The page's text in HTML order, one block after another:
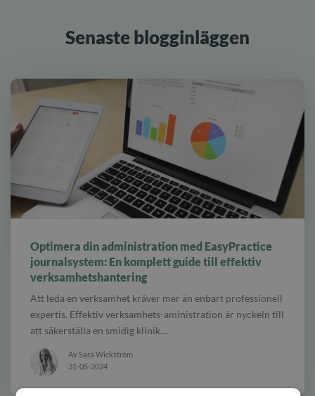
Senaste blogginläggen
Optimera din administration med EasyPractice
journalsystem: En komplett guide till effektiv
verksamhetshantering
Att leda en verksamhet kräver mer än enbart professionell
expertis. Effektiv verksamhets-aministration är nyckeln till
att säkerställa en smidig klinik…
Av Sara Wickström
31-05-2024